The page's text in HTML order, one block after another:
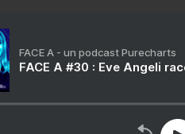
FACE A - un podcast Purecharts
FACE A #30 : Eve Angeli